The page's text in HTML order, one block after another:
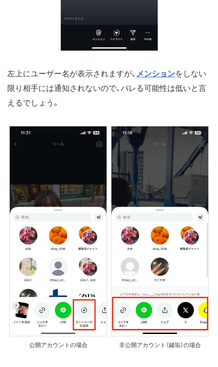
左上にユーザー名が表示されますが、 メンションをしない
限り相手には通知されないので、バレる可能性は低いと言
えるでしょう。
公開アカウントの場合 非公開アカウント（鍵垢）の場合